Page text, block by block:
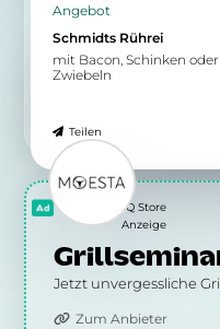
Angebot
Schmidts Rührei
mit Bacon, Schinken oder
Zwiebeln
Teilen
Jetzt unvergessliche
Zum Anbieter
Moesta BBQ Store
Anzeige